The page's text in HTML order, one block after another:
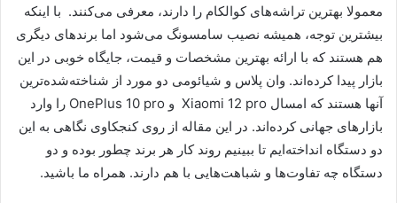
معمولا بهترین تراشه‌های کوالکام را دارند، معرفی می‌کنند. با اینکه
بیشترین توجه، همیشه نصیب سامسونگ می‌شود اما برندهای دیگری
هم هستند که با ارائه بهترین مشخصات و قیمت، جایگاه خوبی در این
بازار پیدا کرده‌اند. وان پلاس و شیائومی دو مورد از شناخته‌شده‌ترین
آنها هستند که امسال Xiaomi 12 pro و OnePlus 10 pro را وارد
بازارهای جهانی کرده‌اند. در این مقاله از روی کنجکاوی نگاهی به این
دو دستگاه انداخته‌ایم تا ببینیم روند کار هر برند چطور بوده و دو
دستگاه چه تفاوت‌ها و شباهت‌هایی با هم دارند. همراه ما باشید.